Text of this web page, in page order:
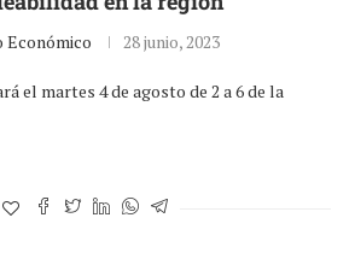
Económico 28 junio, 2023
el martes 4 de agosto de 2 a 6 de la